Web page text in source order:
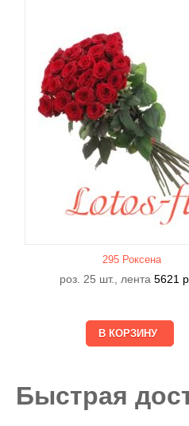
295 Роксена
роз. 25 шт., лента5621
Быстрая